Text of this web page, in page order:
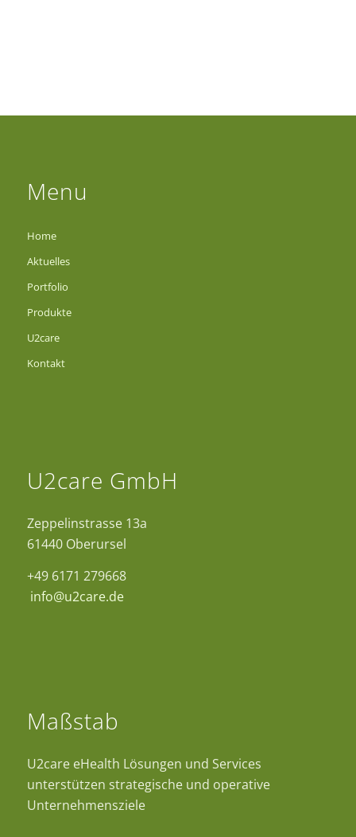
Menu
Home
Aktuelles
Portfolio
Produkte
U2care
Kontakt
U2care GmbH
Zeppelinstrasse 13a
61440 Oberursel
+49 6171 279668
info@u2care.de
Maßstab
U2care eHealth Lösungen und Services
unterstützen strategische und operative
Unternehmensziele